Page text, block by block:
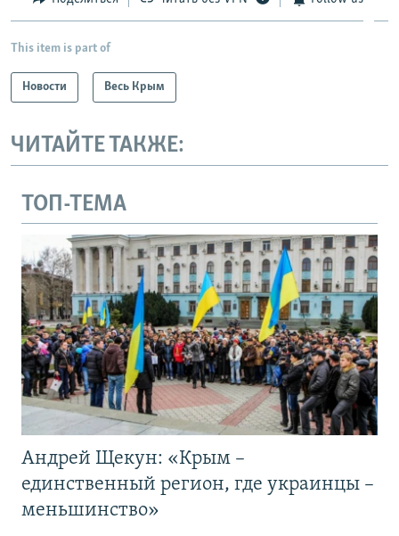
This item is part of
Новости Весь Крым
ЧИТАЙТЕ ТАКЖЕ:
ТОП-ТЕМА
Андрей Щекун: «Крым –
единственный регион, где украинцы –
меньшинство»